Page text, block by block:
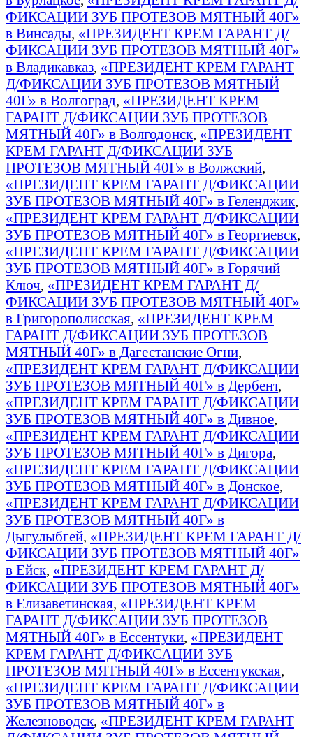
ФИКСАЦИИ ЗУБ ПРОТЕЗОВ МЯТНЫЙ 40Г»
в Винсады, «ПРЕЗИДЕНТ КРЕМ ГАРАНТ Д/
ФИКСАЦИИ ЗУБ ПРОТЕЗОВ МЯТНЫЙ 40Г»
в Владикавказ, «ПРЕЗИДЕНТ КРЕМ ГАРАНТ
Д/ФИКСАЦИИ ЗУБ ПРОТЕЗОВ МЯТНЫЙ
40Г» в Волгоград, «ПРЕЗИДЕНТ КРЕМ
ГАРАНТ Д/ФИКСАЦИИ ЗУБ ПРОТЕЗОВ
МЯТНЫЙ 40Г» в Волгодонск, «ПРЕЗИДЕНТ
КРЕМ ГАРАНТ Д/ФИКСАЦИИ ЗУБ
ПРОТЕЗОВ МЯТНЫЙ 40Г» в Волжский,
«ПРЕЗИДЕНТ КРЕМ ГАРАНТ Д/ФИКСАЦИИ
ЗУБ ПРОТЕЗОВ МЯТНЫЙ 40Г» в Геленджик,
«ПРЕЗИДЕНТ КРЕМ ГАРАНТ Д/ФИКСАЦИИ
ЗУБ ПРОТЕЗОВ МЯТНЫЙ 40Г» в Георгиевск,
«ПРЕЗИДЕНТ КРЕМ ГАРАНТ Д/ФИКСАЦИИ
ЗУБ ПРОТЕЗОВ МЯТНЫЙ 40Г» в Горячий
Ключ, «ПРЕЗИДЕНТ КРЕМ ГАРАНТ Д/
ФИКСАЦИИ ЗУБ ПРОТЕЗОВ МЯТНЫЙ 40Г»
в Григорополисская, «ПРЕЗИДЕНТ КРЕМ
ГАРАНТ Д/ФИКСАЦИИ ЗУБ ПРОТЕЗОВ
МЯТНЫЙ 40Г» в Дагестанские Огни,
«ПРЕЗИДЕНТ КРЕМ ГАРАНТ Д/ФИКСАЦИИ
ЗУБ ПРОТЕЗОВ МЯТНЫЙ 40Г» в Дербент,
«ПРЕЗИДЕНТ КРЕМ ГАРАНТ Д/ФИКСАЦИИ
ЗУБ ПРОТЕЗОВ МЯТНЫЙ 40Г» в Дивное,
«ПРЕЗИДЕНТ КРЕМ ГАРАНТ Д/ФИКСАЦИИ
ЗУБ ПРОТЕЗОВ МЯТНЫЙ 40Г» в Дигора,
«ПРЕЗИДЕНТ КРЕМ ГАРАНТ Д/ФИКСАЦИИ
ЗУБ ПРОТЕЗОВ МЯТНЫЙ 40Г» в Донское,
«ПРЕЗИДЕНТ КРЕМ ГАРАНТ Д/ФИКСАЦИИ
ЗУБ ПРОТЕЗОВ МЯТНЫЙ 40Г» в
Дыгулыбгей, «ПРЕЗИДЕНТ КРЕМ ГАРАНТ Д/
ФИКСАЦИИ ЗУБ ПРОТЕЗОВ МЯТНЫЙ 40Г»
в Ейск, «ПРЕЗИДЕНТ КРЕМ ГАРАНТ Д/
ФИКСАЦИИ ЗУБ ПРОТЕЗОВ МЯТНЫЙ 40Г»
в Елизаветинская, «ПРЕЗИДЕНТ КРЕМ
ГАРАНТ Д/ФИКСАЦИИ ЗУБ ПРОТЕЗОВ
МЯТНЫЙ 40Г» в Ессентуки, «ПРЕЗИДЕНТ
КРЕМ ГАРАНТ Д/ФИКСАЦИИ ЗУБ
ПРОТЕЗОВ МЯТНЫЙ 40Г» в Ессентукская,
«ПРЕЗИДЕНТ КРЕМ ГАРАНТ Д/ФИКСАЦИИ
ЗУБ ПРОТЕЗОВ МЯТНЫЙ 40Г» в
Железноводск, «ПРЕЗИДЕНТ КРЕМ ГАРАНТ